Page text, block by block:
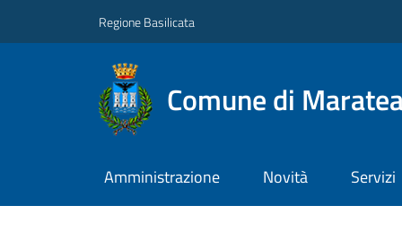
Regione Basilicata
Comune di
Amministrazione Novità Servizi